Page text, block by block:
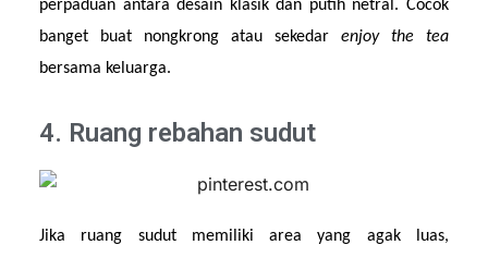
perpaduan antara desain klasik dan putih netral. Cocok
banget buat nongkrong atau sekedar
enjoy the tea
bersama keluarga.
4. Ruang rebahan sudut
Jika ruang sudut memiliki area yang agak luas,